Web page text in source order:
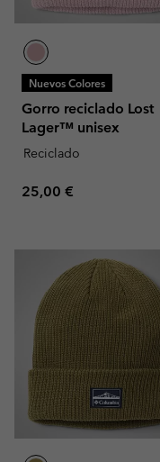
Nuevos Colores
Gorro reciclado Lost
Lager™ unisex
Reciclado
Regular price:
25,00 €